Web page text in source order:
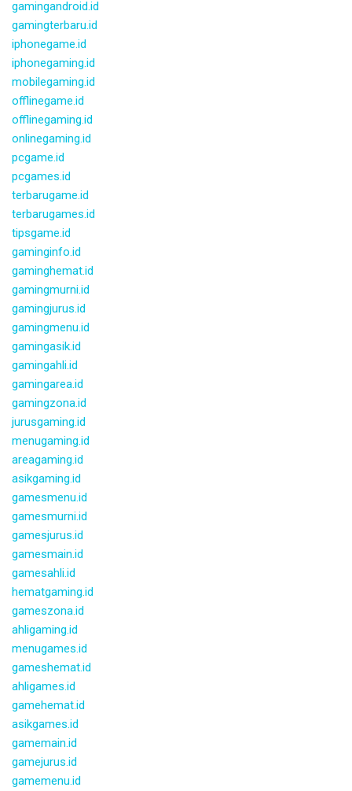
gamingandroid.id
gamingterbaru.id
iphonegame.id
iphonegaming.id
mobilegaming.id
offlinegame.id
offlinegaming.id
onlinegaming.id
pcgame.id
pcgames.id
terbarugame.id
terbarugames.id
tipsgame.id
gaminginfo.id
gaminghemat.id
gamingmurni.id
gamingjurus.id
gamingmenu.id
gamingasik.id
gamingahli.id
gamingarea.id
gamingzona.id
jurusgaming.id
menugaming.id
areagaming.id
asikgaming.id
gamesmenu.id
gamesmurni.id
gamesjurus.id
gamesmain.id
gamesahli.id
hematgaming.id
gameszona.id
ahligaming.id
menugames.id
gameshemat.id
ahligames.id
gamehemat.id
asikgames.id
gamemain.id
gamejurus.id
gamemenu.id